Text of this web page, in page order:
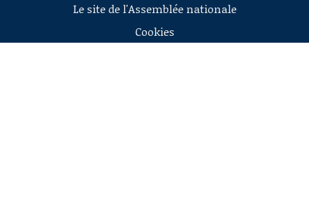
Le site de l'Assemblée nationale
Cookies